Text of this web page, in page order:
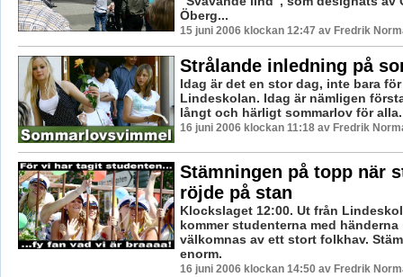
Öberg...
15 juni 2006 klockan 12:47 av Fredrik
Strålande inledning på
Idag är det en stor dag, inte bara
Lindeskolan. Idag är nämligen
långt och härligt sommarlov för
16 juni 2006 klockan 11:18 av Fredrik
Stämningen på topp när
röjde på stan
Klockslaget 12:00. Ut från
kommer studenterna med
välkomnas av ett stort folkhav.
enorm.
16 juni 2006 klockan 14:50 av Fredrik